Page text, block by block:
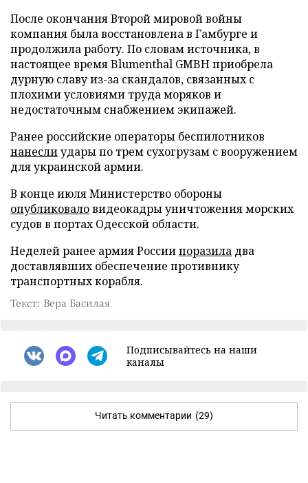
После окончания Второй мировой войны
компания была восстановлена в Гамбурге и
продолжила работу. По словам источника, в
настоящее время Blumenthal GMBH приобрела
дурную славу из-за скандалов, связанных с
плохими условиями труда моряков и
недостаточным снабжением экипажей.
Ранее российские операторы беспилотников
нанеслиудары по трем сухогрузам с вооружением
для украинской армии.
В конце июля Министерство обороны
опубликоваловидеокадры уничтожения морских
судов в портах Одесской области.
Неделей ранее армия Россиипоразила два
доставлявших обеспечение противнику
транспортных корабля.
Текст: Вера Басилая
Подписывайтесь на наши
каналы
Читать комментарии (29)